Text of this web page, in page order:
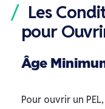
Les
pour
Âge
Pour ouvrir un